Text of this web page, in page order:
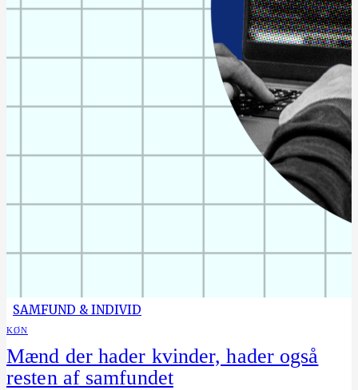
SAMFUND & INDIVID
KØN
Mænd der hader kvinder, hader også
resten af samfundet